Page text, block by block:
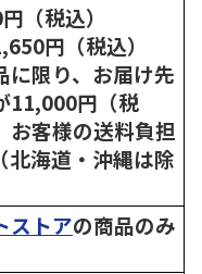
（税込）
円（税込）
に限り、お届け先
11,000円（税
お客様の送料負担
北海道・沖縄は除
ストアの商品のみ